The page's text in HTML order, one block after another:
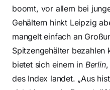
boomt, vor allem bei
Gehältern hinkt Leipzig
mangelt einfach an
Spitzengehälter bezahlen
bietet sich einem in Berlin,
des Index landet. „Aus